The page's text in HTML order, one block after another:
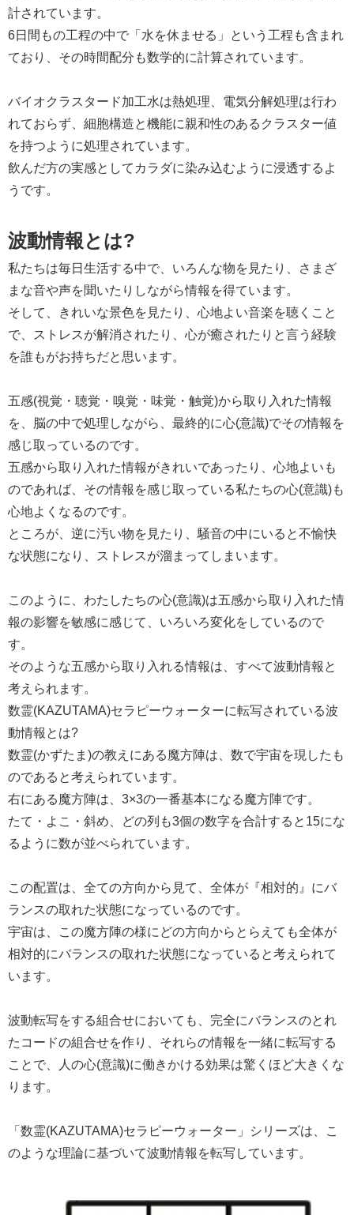
計されています。
6日間もの工程の中で「水を休ませる」という工程も含まれ
ており、その時間配分も数学的に計算されています。
バイオクラスタード加工水は熱処理、電気分解処理は行わ
れておらず、細胞構造と機能に親和性のあるクラスター値
を持つように処理されています。
飲んだ方の実感としてカラダに染み込むように浸透するよ
うです。
波動情報とは?
私たちは毎日生活する中で、いろんな物を見たり、さまざ
まな音や声を聞いたりしながら情報を得ています。
そして、きれいな景色を見たり、心地よい音楽を聴くこと
で、ストレスが解消されたり、心が癒されたりと言う経験
を誰もがお持ちだと思います。
五感(視覚・聴覚・嗅覚・味覚・触覚)から取り入れた情報
を、脳の中で処理しながら、最終的に心(意識)でその情報を
感じ取っているのです。
五感から取り入れた情報がきれいであったり、心地よいも
のであれば、その情報を感じ取っている私たちの心(意識)も
心地よくなるのです。
ところが、逆に汚い物を見たり、騒音の中にいると不愉快
な状態になり、ストレスが溜まってしまいます。
このように、わたしたちの心(意識)は五感から取り入れた情
報の影響を敏感に感じて、いろいろ変化をしているので
す。
そのような五感から取り入れる情報は、すべて波動情報と
考えられます。
数霊(KAZUTAMA)セラピーウォーターに転写されている波
動情報とは?
数霊(かずたま)の教えにある魔方陣は、数で宇宙を現したも
のであると考えられています。
右にある魔方陣は、3×3の一番基本になる魔方陣です。
たて・よこ・斜め、どの列も3個の数字を合計すると15にな
るように数が並べられています。
この配置は、全ての方向から見て、全体が『相対的』にバ
ランスの取れた状態になっているのです。
宇宙は、この魔方陣の様にどの方向からとらえても全体が
相対的にバランスの取れた状態になっていると考えられて
います。
波動転写をする組合せにおいても、完全にバランスのとれ
たコードの組合せを作り、それらの情報を一緒に転写する
ことで、人の心(意識)に働きかける効果は驚くほど大きくな
ります。
「数霊(KAZUTAMA)セラピーウォーター」シリーズは、こ
のような理論に基づいて波動情報を転写しています。